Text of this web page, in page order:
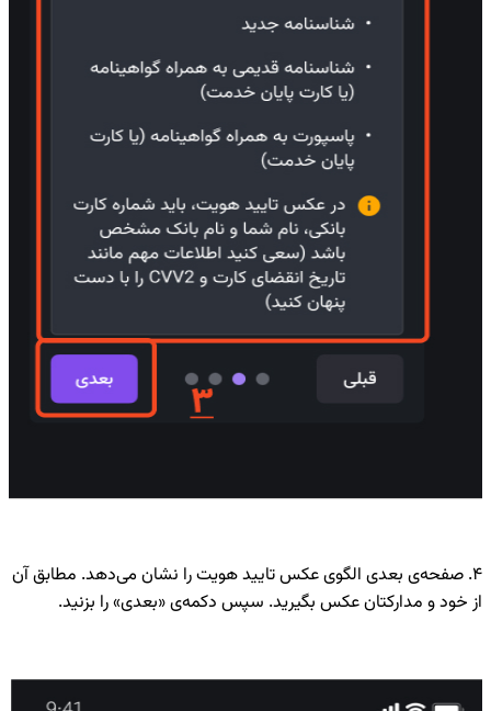
۴. صفحه‌ی بعدی الگوی عکس تایید هویت را نشان می‌دهد. مطابق آن
از خود و مدارکتان عکس بگیرید. سپس دکمه‌ی «بعدی» را بزنید.